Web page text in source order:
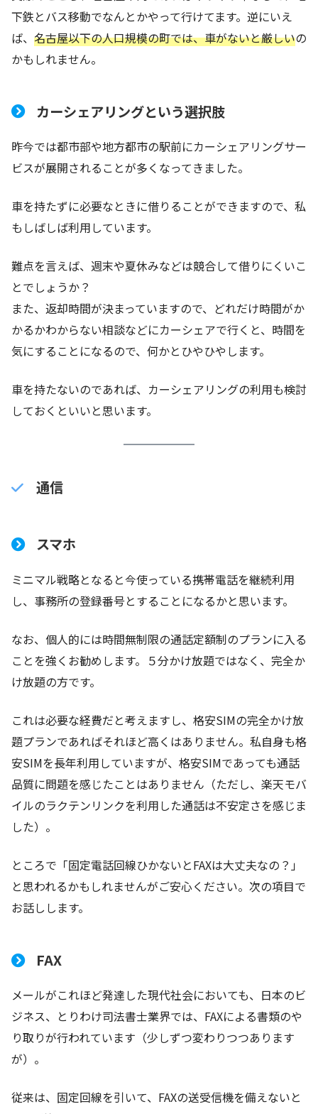
下鉄とバス移動でなんとかやって行けてます。逆にいえ
ば、 名古屋以下の人口規模の町では、車がないと厳しいの
かもしれません。
カーシェアリングという選択肢
昨今では都市部や地方都市の駅前にカーシェアリングサー
ビスが展開されることが多くなってきました。
車を持たずに必要なときに借りることができますので、私
もしばしば利用しています。
難点を言えば、週末や夏休みなどは競合して借りにくいこ
とでしょうか？
また、返却時間が決まっていますので、どれだけ時間がか
かるかわからない相談などにカーシェアで行くと、時間を
気にすることになるので、何かとひやひやします。
車を持たないのであれば、カーシェアリングの利用も検討
しておくといいと思います。
通信
スマホ
ミニマル戦略となると今使っている携帯電話を継続利用
し、事務所の登録番号とすることになるかと思います。
なお、個人的には時間無制限の通話定額制のプランに入る
ことを強くお勧めします。５分かけ放題ではなく、完全か
け放題の方です。
これは必要な経費だと考えますし、格安SIMの完全かけ放
題プランであればそれほど高くはありません。私自身も格
安SIMを長年利用していますが、格安SIMであっても通話
品質に問題を感じたことはありません（ただし、楽天モバ
イルのラクテンリンクを利用した通話は不安定さを感じま
した）。
ところで「固定電話回線ひかないとFAXは大丈夫なの？」
と思われるかもしれませんがご安心ください。次の項目で
お話しします。
FAX
メールがこれほど発達した現代社会においても、日本のビ
ジネス、とりわけ司法書士業界では、FAXによる書類のや
り取りが行われています（少しずつ変わりつつあります
が）。
従来は、固定回線を引いて、FAXの送受信機を備えないと